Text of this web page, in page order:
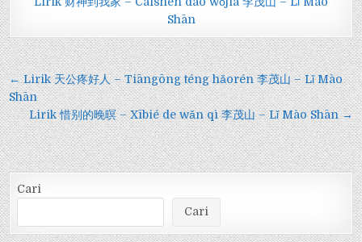
Shān
Navigasi
pos
← Lirik 天公疼好人 – Tiāngōng téng hǎorén 李茂山 – Lǐ Mào
Shān
Lirik 惜别的晚暝 – Xībié de wǎn qì 李茂山 – Lǐ Mào Shān →
Cari
Cari